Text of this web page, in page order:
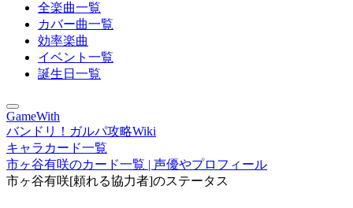
全楽曲一覧
カバー曲一覧
効率楽曲
イベント一覧
誕生日一覧
GameWith
バンドリ！ガルパ攻略Wiki
キャラカード一覧
市ヶ谷有咲のカード一覧 | 声優やプロフィール
市ヶ谷有咲[頼れる協力者]のステータス